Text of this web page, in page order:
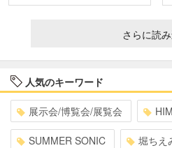
さらに読
人気のキーワード
展示会/博覧会/展覧会
SUMMER SONIC 堀ちえ